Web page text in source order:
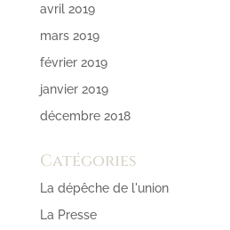
avril 2019
mars 2019
février 2019
janvier 2019
décembre 2018
Catégories
La dépêche de l'union
La Presse